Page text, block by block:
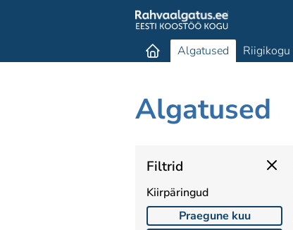
Algatused Riigikogu
Algatused
Filtrid
Kiirpäringud
Praegune kuu